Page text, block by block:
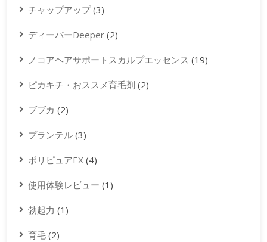
チャップアップ(3)
ディーパーDeeper (2)
ノコアヘアサポートスカルプエッセンス (19)
ピカキチ・おススメ育毛剤 (2)
ブブカ (2)
プランテル (3)
ポリピュアEX (4)
使用体験レビュー (1)
勃起力 (1)
育毛 (2)